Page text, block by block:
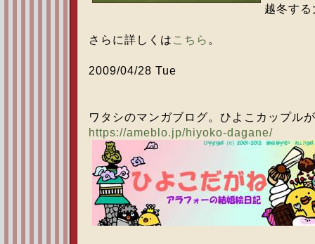
越冬す
さらに詳しくは こちら 。
2009/04/28 Tue
ワタシのマンガブログ。ひよこカップル
https://ameblo.jp/hiyoko-dagane/